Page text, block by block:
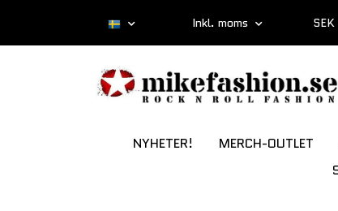
Inkl. moms SEK
NYHETER! MERCH-OUTLET